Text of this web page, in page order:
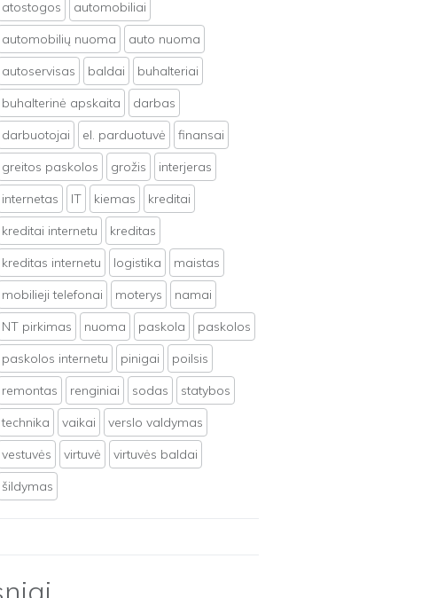
atostogos
automobiliai
automobilių nuoma
auto nuoma
autoservisas
baldai
buhalteriai
buhalterinė apskaita
darbas
darbuotojai
el. parduotuvė
finansai
greitos paskolos
grožis
interjeras
internetas
IT kiemas
kreditai
kreditai internetu
kreditas
kreditas internetu
logistika
maistas
mobilieji telefonai
moterys
namai
NT pirkimas
nuoma paskola
paskolos
paskolos internetu
pinigai
poilsis
remontas
renginiai sodas
statybos
technika
vaikai
verslo valdymas
vestuvės
virtuvė
virtuvės baldai
šildymas